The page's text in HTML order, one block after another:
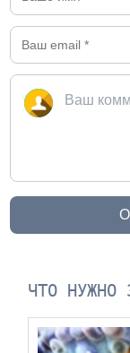
ЧТО НУЖНО